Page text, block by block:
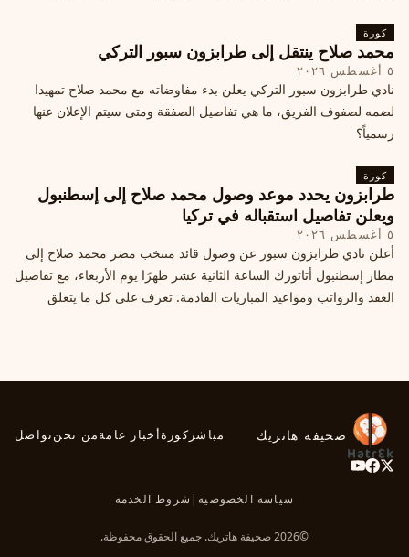
كورة
محمد صلاح ينتقل إلى طرابزون سبور التركي
٥ أغسطس ٢٠٢٦
نادي طرابزون سبور التركي يعلن بدء مفاوضاته مع محمد صلاح تمهيدا
لضمه لصفوف الفريق، ما هي تفاصيل الصفقة ومتى سيتم الإعلان عنها
رسمياً؟
كورة
طرابزون يحدد موعد وصول محمد صلاح إلى إسطنبول
ويعلن تفاصيل استقباله في تركيا
٥ أغسطس ٢٠٢٦
أعلن نادي طرابزون سبور عن وصول قائد منتخب مصر محمد صلاح إلى
مطار إسطنبول أتاتورك الساعة الثانية عشر ظهرًا يوم الأربعاء، مع تفاصيل
العقد والرواتب ومواعيد المباريات القادمة. تعرف على كل ما يتعلق
صحيفة هاتريك مباشر كورةأخبار عامةمن نحنتواصل
سياسة الخصوصية | شروط الخدمة
©2026 صحيفة هاتريك. جميع الحقوق محفوظة.